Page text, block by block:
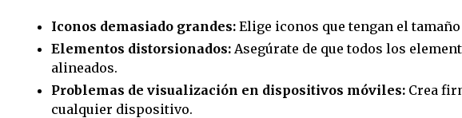
Iconos demasiado grandes: Elige iconos que tengan el
Elementos distorsionados: Asegúrate de que todos los
alineados.
Problemas de visualización en dispositivos móviles: Crea
cualquier dispositivo.